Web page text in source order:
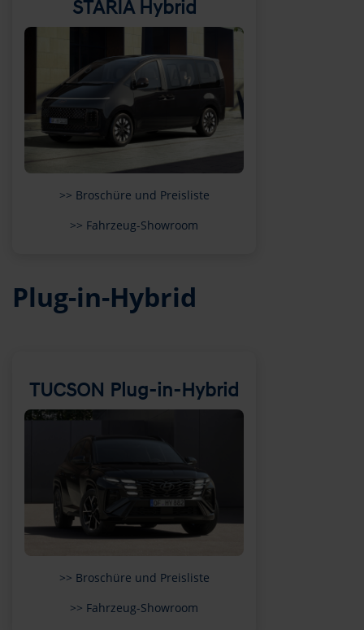
STARIA Hybrid
>> Broschüre und Preisliste
>> Fahrzeug-Showroom
Plug-in-Hybrid
TUCSON Plug-in-Hybrid
>> Broschüre und Preisliste
>> Fahrzeug-Showroom